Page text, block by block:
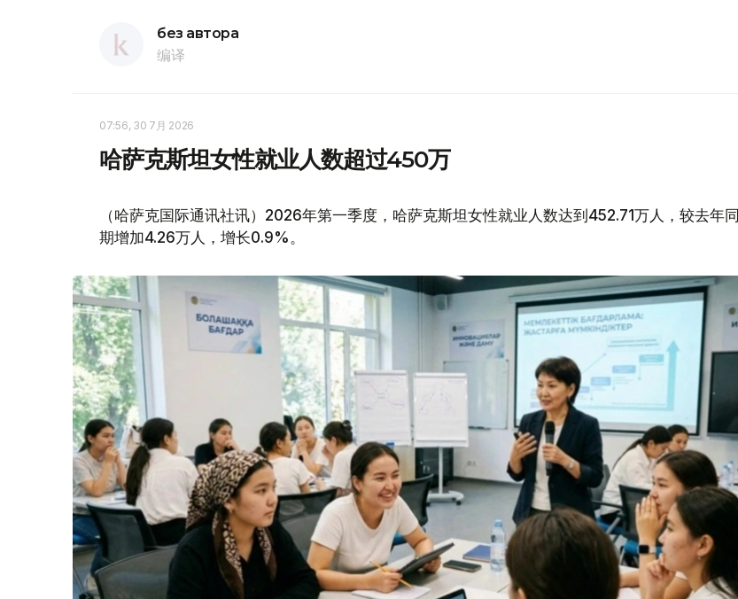
без автора
编译
07:56, 30 7月 2026
哈萨克斯坦女性就业人数超过450万
（哈萨克国际通讯社讯）2026年第一季度，哈萨克斯坦女性就业人数达到452.71万人，较去年同
期增加4.26万人，增长0.9%。